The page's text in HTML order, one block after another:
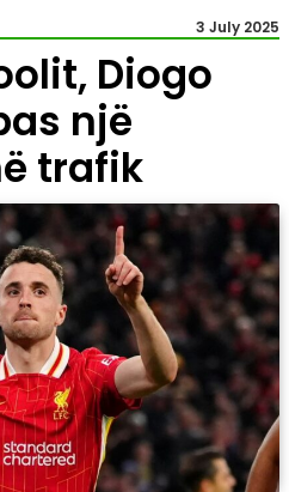
3 July 2025
Diogo
një
trafik